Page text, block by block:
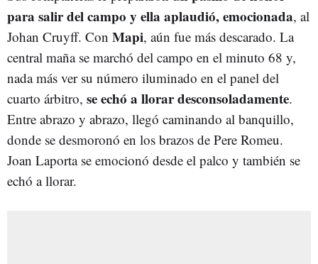
para salir del campo y ella aplaudió, emocionada, al
Johan Cruyff. Con Mapi, aún fue más descarado. La
central maña se marchó del campo en el minuto 68 y,
nada más ver su número iluminado en el panel del
cuarto árbitro, se echó a llorar desconsoladamente.
Entre abrazo y abrazo, llegó caminando al banquillo,
donde se desmoronó en los brazos de Pere Romeu.
Joan Laporta se emocionó desde el palco y también se
echó a llorar.